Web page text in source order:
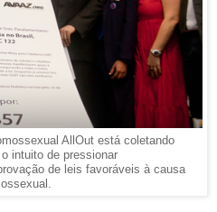
AllOut está coletando
intuito de pressionar
de leis favoráveis à causa